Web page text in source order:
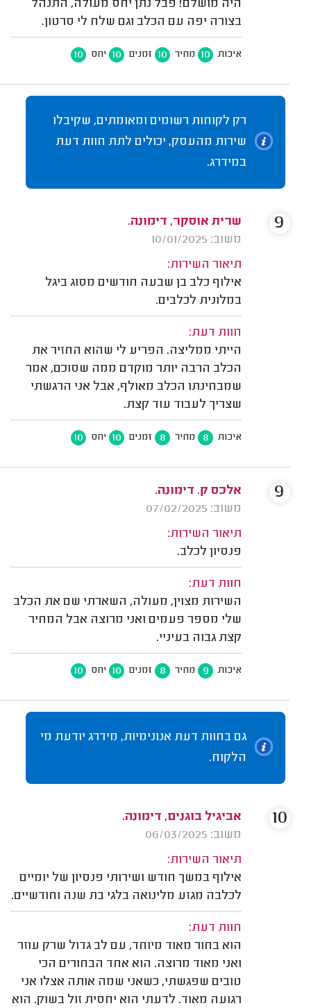
היה מושלם! פבל נתן יחס מעולה, התנהל
בצורה יפה עם הכלב וגם שלח לי סרטון.
איכות 10 מחיר 10 זמנים 10 יחס 10
רק לקוחות רשומים ומאומתים, שקיבלו
שירות מהעסק, יכולים לתת חוות דעת
במידרג.
שרית אוסקר, דימונה.
משוב: 10/01/2025
תיאור השירות:
אילוף כלב בן שבעה חודשים מסוג ביגל
במלונית לכלבים.
חוות דעת:
הייתי ממליצה. הפריע לי שהוא החזיר את
הכלב הרבה יותר מוקדם ממה שסוכם, אמר
שמבחינתו הכלב מאולף, אבל אני הרגשתי
שצריך לעבוד עוד קצת.
איכות 8 מחיר 8 זמנים 10 יחס 10
9
אלכס ק. דימונה.
משוב: 07/02/2025
תיאור השירות:
פנסיון לכלב.
חוות דעת:
השירות מצוין, מעולה, השארתי שם את הכלב
שלי מספר פעמים ואני מרוצה אבל המחיר
קצת גבוה בעיניי.
איכות 9 מחיר 8 זמנים 10 יחס 10
9
גם בחוות דעת אנונימיות, מידרג יודעת מי
הלקוח.
אביגיל בוגנים, דימונה.
משוב: 06/03/2025
תיאור השירות:
אילוף במשך חודש ושירותי פנסיון של יומיים
לכלבה מגזע מלינואה בלגי בת שנה וחודשיים.
חוות דעת:
הוא בחור מאוד מיוחד, עם לב גדול שרק עוזר
ואני מאוד מרוצה. הוא אחד הבחורים הכי
טובים שפגשתי, כשאני שמה אותה אצלו אני
רגועה מאוד. לדעתי הוא יחסית זול בשוק. הוא
10